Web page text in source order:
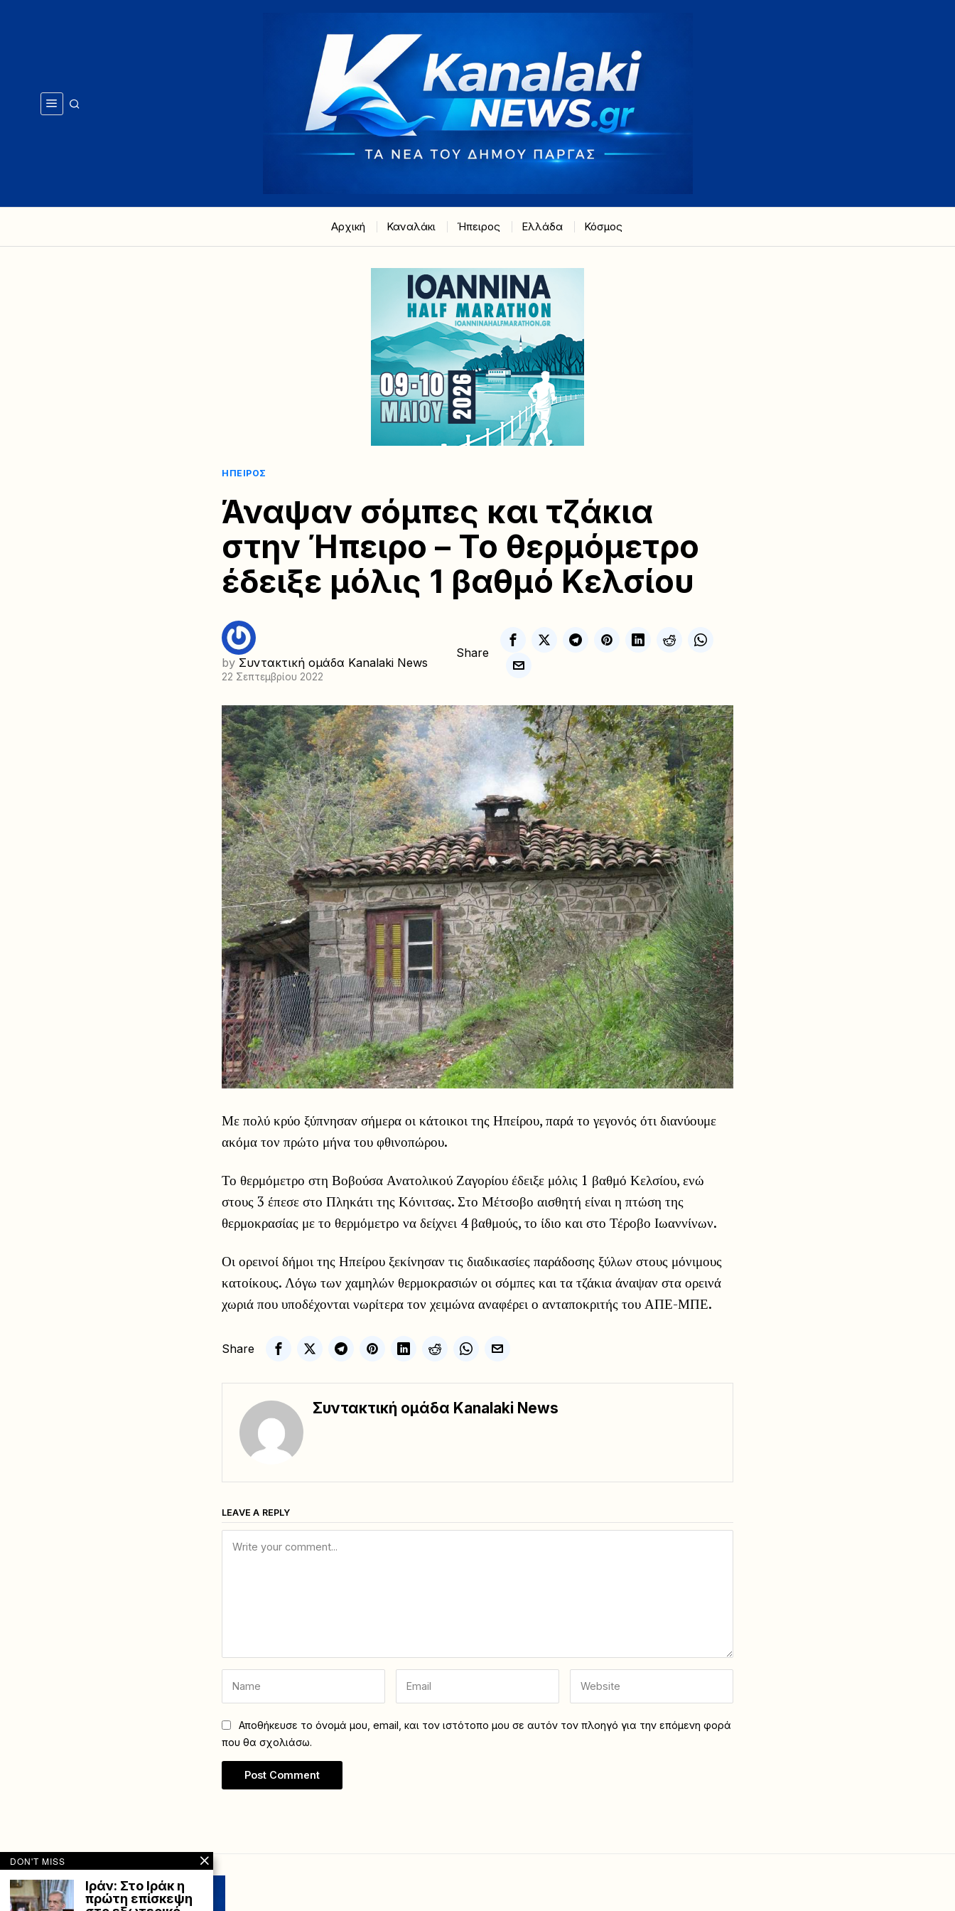
Αρχική Καναλάκι Ήπειρος Ελλάδα Κόσμος
ΉΠΕΙΡΟΣ
Άναψαν σόμπες και τζάκια
στην Ήπειρο – Το θερμόμετρο
έδειξε μόλις 1 βαθμό Κελσίου
by Συντακτική ομάδα Kanalaki News
22 Σεπτεμβρίου 2022
Share
Με πολύ κρύο ξύπνησαν σήμερα οι κάτοικοι της Ηπείρου, παρά το γεγονός ότι διανύουμε
ακόμα τον πρώτο μήνα του φθινοπώρου.
Το θερμόμετρο στη Βοβούσα Ανατολικού Ζαγορίου έδειξε μόλις 1 βαθμό Κελσίου, ενώ
στους 3 έπεσε στο Πληκάτι της Κόνιτσας. Στο Μέτσοβο αισθητή είναι η πτώση της
θερμοκρασίας με το θερμόμετρο να δείχνει 4 βαθμούς, το ίδιο και στο Τέροβο Ιωαννίνων.
Οι ορεινοί δήμοι της Ηπείρου ξεκίνησαν τις διαδικασίες παράδοσης ξύλων στους μόνιμους
κατοίκους. Λόγω των χαμηλών θερμοκρασιών οι σόμπες και τα τζάκια άναψαν στα ορεινά
χωριά που υποδέχονται νωρίτερα τον χειμώνα αναφέρει ο ανταποκριτής του ΑΠΕ-ΜΠΕ.
Share
Συντακτική ομάδα Kanalaki News
LEAVE A REPLY
Αποθήκευσε το όνομά μου, email, και τον ιστότοπο μου σε αυτόν τον πλοηγό για την επόμενη φορά
που θα σχολιάσω.
DON'T MISS
Ιράν: Στο Ιράκ η
πρώτη επίσκεψη